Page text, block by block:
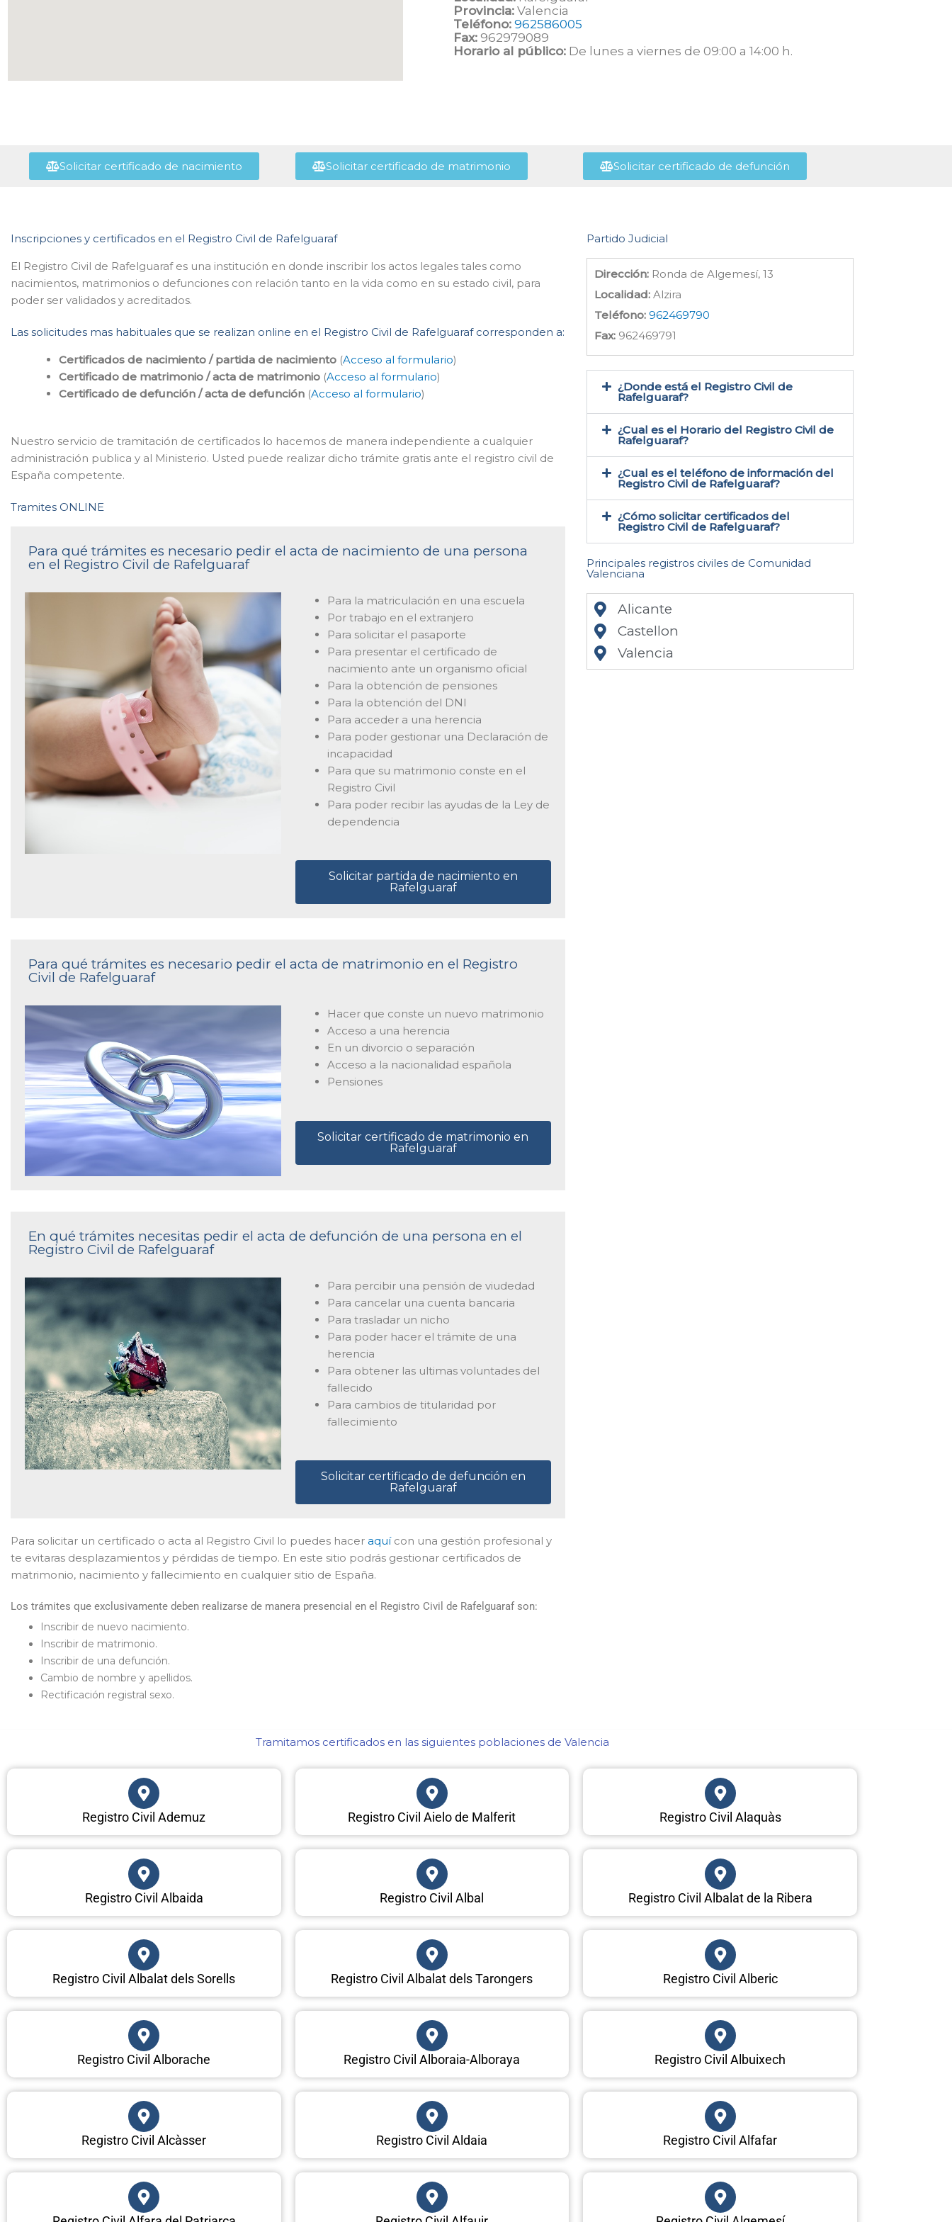
Provincia: Valencia
Teléfono: 962586005
Fax: 962979089
Horario al público: De lunes a viernes de 09:00 a 14:00 h.
Solicitar certificado de nacimiento Solicitar certificado de matrimonio Solicitar certificado de defunción
Inscripciones y certificados en el Registro Civil de Rafelguaraf
El Registro Civil de Rafelguaraf es una institución en donde inscribir los actos legales tales como
nacimientos, matrimonios o defunciones con relación tanto en la vida como en su estado civil, para
poder ser validados y acreditados.
Las solicitudes mas habituales que se realizan online en el Registro Civil de Rafelguaraf corresponden a:
Certificados de nacimiento / partida de nacimiento(Acceso al formulario)
Certificado de matrimonio / acta de matrimonio(Acceso al formulario)
Certificado de defunción / acta de defunción(Acceso al formulario)
Nuestro servicio de tramitación de certificados lo hacemos de manera independiente a cualquier
administración publica y al Ministerio. Usted puede realizar dicho trámite gratis ante el registro civil de
España competente.
Tramites ONLINE
Para qué trámites es necesario pedir el acta de nacimiento de una persona
en el Registro Civil de Rafelguaraf
Para la matriculación en una escuela
Por trabajo en el extranjero
Para solicitar el pasaporte
Para presentar el certificado de
nacimiento ante un organismo oficial
Para la obtención de pensiones
Para la obtención del DNI
Para acceder a una herencia
Para poder gestionar una Declaración de
incapacidad
Para que su matrimonio conste en el
Registro Civil
Para poder recibir las ayudas de la Ley de
dependencia
Solicitar partida de nacimiento en
Rafelguaraf
Para qué trámites es necesario pedir el acta de matrimonio en el Registro
Civil de Rafelguaraf
Hacer que conste un nuevo matrimonio
Acceso a una herencia
En un divorcio o separación
Acceso a la nacionalidad española
Pensiones
Solicitar certificado de matrimonio en
Rafelguaraf
En qué trámites necesitas pedir el acta de defunción de una persona en el
Registro Civil de Rafelguaraf
Para percibir una pensión de viudedad
Para cancelar una cuenta bancaria
Para trasladar un nicho
Para poder hacer el trámite de una
herencia
Para obtener las ultimas voluntades del
fallecido
Para cambios de titularidad por
fallecimiento
Solicitar certificado de defunción en
Rafelguaraf
Para solicitar un certificado o acta al Registro Civil lo puedes hacer aquícon una gestión profesional y
te evitaras desplazamientos y pérdidas de tiempo. En este sitio podrás gestionar certificados de
matrimonio, nacimiento y fallecimiento en cualquier sitio de España.
Los trámites que exclusivamente deben realizarse de manera presencial en el Registro Civil de Rafelguaraf son:
Inscribir de nuevo nacimiento.
Inscribir de matrimonio.
Inscribir de una defunción.
Cambio de nombre y apellidos.
Rectificación registral sexo.
Partido Judicial
Dirección: Ronda de Algemesí, 13
Localidad: Alzira
Teléfono: 962469790
Fax: 962469791
¿Donde está el Registro Civil de
Rafelguaraf​?
¿Cual es el Horario del Registro Civil de
Rafelguaraf?
¿Cual es el teléfono de información del
Registro Civil de Rafelguaraf​?
¿Cómo solicitar certificados del
Registro Civil de Rafelguaraf​?
Principales registros civiles de Comunidad
Valenciana
Alicante
Castellon
Valencia
Tramitamos certificados en las siguientes poblaciones de Valencia​
Registro Civil Ademuz Registro Civil Aielo de Malferit Registro Civil Alaquàs
Registro Civil Albaida Registro Civil Albal Registro Civil Albalat de la Ribera
Registro Civil Albalat dels Sorells Registro Civil Albalat dels Tarongers Registro Civil Alberic
Registro Civil Alborache Registro Civil Alboraia-Alboraya Registro Civil Albuixech
Registro Civil Alcàsser Registro Civil Aldaia Registro Civil Alfafar